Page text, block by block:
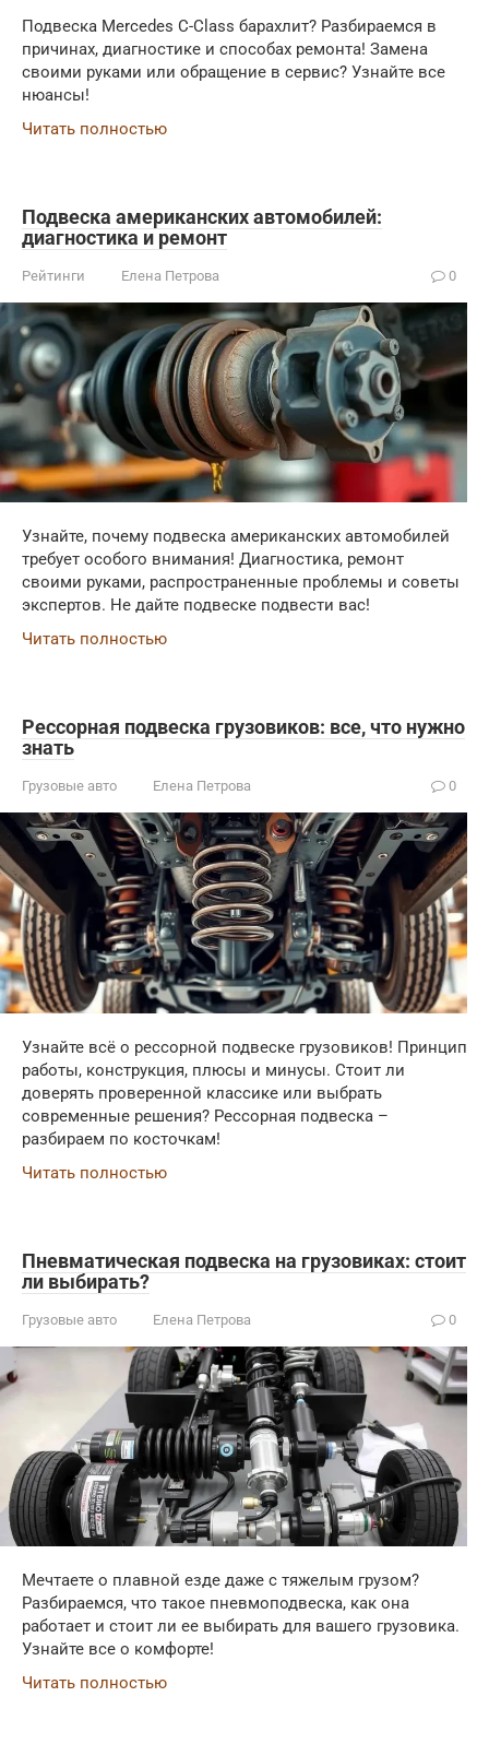
Подвеска Mercedes C-Class барахлит? Разбираемся в
причинах, диагностике и способах ремонта! Замена
своими руками или обращение в сервис? Узнайте все
нюансы!
Читать полностью
Подвеска американских автомобилей:
диагностика и ремонт
Рейтинги Елена Петрова 0
Узнайте, почему подвеска американских автомобилей
требует особого внимания! Диагностика, ремонт
своими руками, распространенные проблемы и советы
экспертов. Не дайте подвеске подвести вас!
Читать полностью
Рессорная подвеска грузовиков: все, что нужно
знать
Грузовые авто Елена Петрова 0
Узнайте всё о рессорной подвеске грузовиков! Принцип
работы, конструкция, плюсы и минусы. Стоит ли
доверять проверенной классике или выбрать
современные решения? Рессорная подвеска –
разбираем по косточкам!
Читать полностью
Пневматическая подвеска на грузовиках: стоит
ли выбирать?
Грузовые авто Елена Петрова 0
Мечтаете о плавной езде даже с тяжелым грузом?
Разбираемся, что такое пневмоподвеска, как она
работает и стоит ли ее выбирать для вашего грузовика.
Узнайте все о комфорте!
Читать полностью